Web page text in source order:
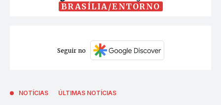
BRASÍLIA/ENTORNO
Seguir no
NOTÍCIAS ÚLTIMAS NOTÍCIAS